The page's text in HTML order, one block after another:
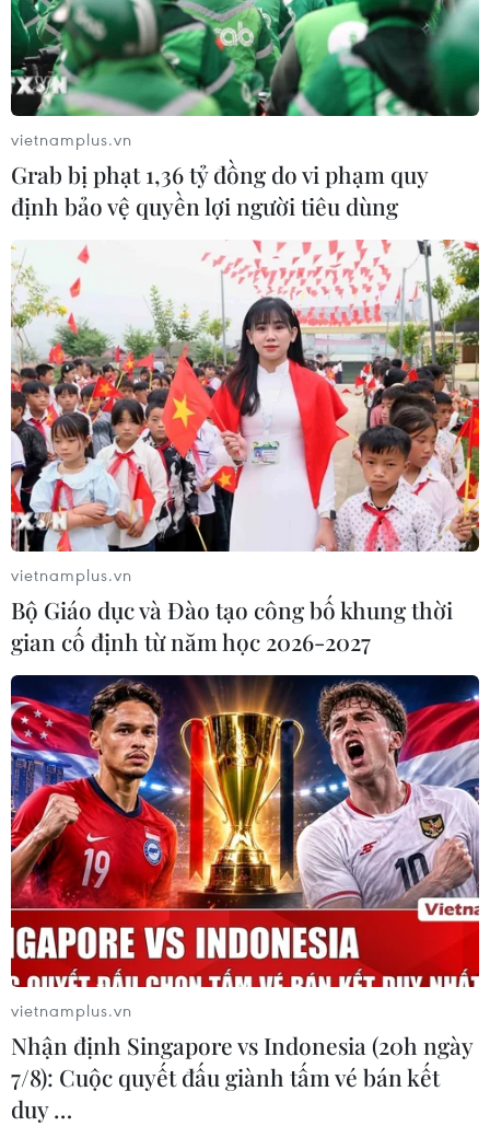
09/07/2022 14:53
Tính đến 1/7, dự trữ ngoại tệ của Nga đã lên tới 586,8
tỷ USD. Trong khi đó, theo Cơ quan Thống kê Liên bang
Nga (Rosstat), chỉ số lạm phát tính theo năm ở Nga
trong tháng Sáu đã giảm xuống mức 15,9%.
vietnamplus.vn
Grab bị phạt 1,36 tỷ đồng do vi phạm quy
định bảo vệ quyền lợi người tiêu dùng
vietnamplus.vn
Bộ Giáo dục và Đào tạo công bố khung thời
gian cố định từ năm học 2026-2027
vietnamplus.vn
Nhận định Singapore vs Indonesia (20h ngày
7/8): Cuộc quyết đấu giành tấm vé bán kết
duy …